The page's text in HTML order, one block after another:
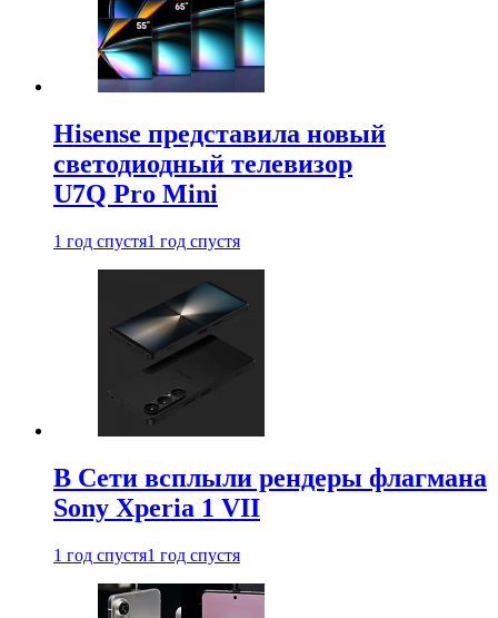
Hisense представила новый
светодиодный телевизор
U7Q Pro Mini
1 год спустя1 год спустя
В Сети всплыли рендеры флагмана
Sony Xperia 1 VII
1 год спустя1 год спустя